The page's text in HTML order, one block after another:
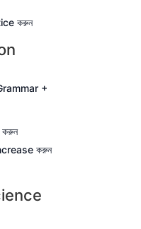
করুন
+
করুন